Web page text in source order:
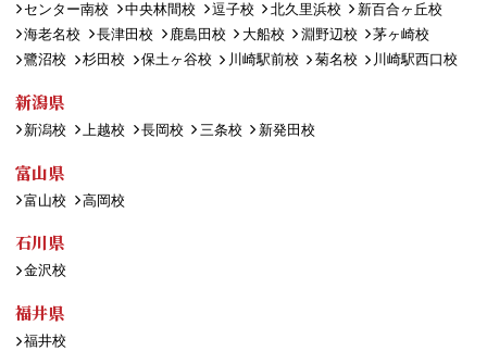
センター南校
中央林間校 逗子校 北久里浜校
新百合ヶ丘校
海老名校
長津田校 鹿島田校 大船校 淵野辺校
茅ヶ崎校
鷺沼校
杉田校 保土ヶ谷校 川崎駅前校 菊名校 川崎駅西口校
新潟県
新潟校 上越校 長岡校 三条校 新発田校
富山県
富山校 高岡校
石川県
金沢校
福井県
福井校